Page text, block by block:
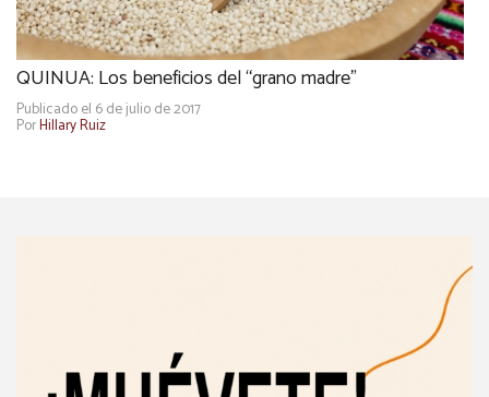
QUINUA: Los beneficios del “grano madre”
Publicado el 6 de julio de 2017
PorHillary Ruiz